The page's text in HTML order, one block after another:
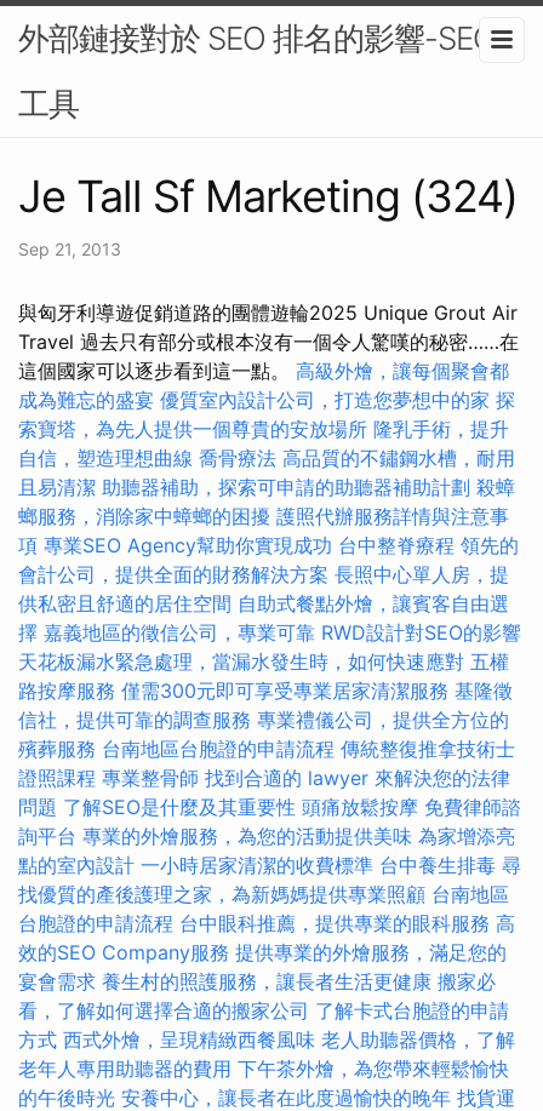
外部鏈接對於 SEO 排名的影響-SEO
工具
Je Tall Sf Marketing (324)
Sep 21, 2013
與匈牙利導遊促銷道路的團體遊輪2025 Unique Grout Air
Travel 過去只有部分或根本沒有一個令人驚嘆的秘密……在
這個國家可以逐步看到這一點。 高級外燴，讓每個聚會都
成為難忘的盛宴 優質室內設計公司，打造您夢想中的家 探
索寶塔，為先人提供一個尊貴的安放場所 隆乳手術，提升
自信，塑造理想曲線 喬骨療法 高品質的不鏽鋼水槽，耐用
且易清潔 助聽器補助，探索可申請的助聽器補助計劃 殺蟑
螂服務，消除家中蟑螂的困擾 護照代辦服務詳情與注意事
項 專業SEO Agency幫助你實現成功 台中整脊療程 領先的
會計公司，提供全面的財務解決方案 長照中心單人房，提
供私密且舒適的居住空間 自助式餐點外燴，讓賓客自由選
擇 嘉義地區的徵信公司，專業可靠 RWD設計對SEO的影響
天花板漏水緊急處理，當漏水發生時，如何快速應對 五權
路按摩服務 僅需300元即可享受專業居家清潔服務 基隆徵
信社，提供可靠的調查服務 專業禮儀公司，提供全方位的
殯葬服務 台南地區台胞證的申請流程 傳統整復推拿技術士
證照課程 專業整骨師 找到合適的 lawyer 來解決您的法律
問題 了解SEO是什麼及其重要性 頭痛放鬆按摩 免費律師諮
詢平台 專業的外燴服務，為您的活動提供美味 為家增添亮
點的室內設計 一小時居家清潔的收費標準 台中養生排毒 尋
找優質的產後護理之家，為新媽媽提供專業照顧 台南地區
台胞證的申請流程 台中眼科推薦，提供專業的眼科服務 高
效的SEO Company服務 提供專業的外燴服務，滿足您的
宴會需求 養生村的照護服務，讓長者生活更健康 搬家必
看，了解如何選擇合適的搬家公司 了解卡式台胞證的申請
方式 西式外燴，呈現精緻西餐風味 老人助聽器價格，了解
老年人專用助聽器的費用 下午茶外燴，為您帶來輕鬆愉快
的午後時光 安養中心，讓長者在此度過愉快的晚年 找貨運